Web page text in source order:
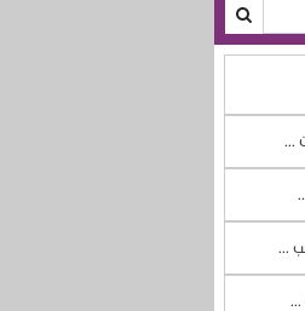
...
...